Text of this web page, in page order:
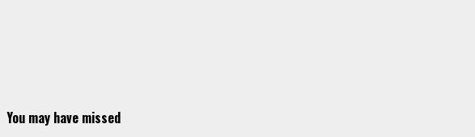
You may have missed